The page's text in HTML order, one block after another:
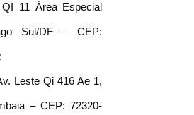
QI 11 Área Especial
Sul/DF – CEP:
Leste Qi 416 Ae 1,
– CEP: 72320-